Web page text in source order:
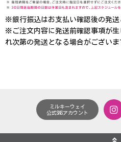
※銀行振込はお支払い確認後の発送
※ご注文内容に発送前確認事項が
れ次第の発送となる場合がございま
ミルキーウェイ
公式SNSアカウント